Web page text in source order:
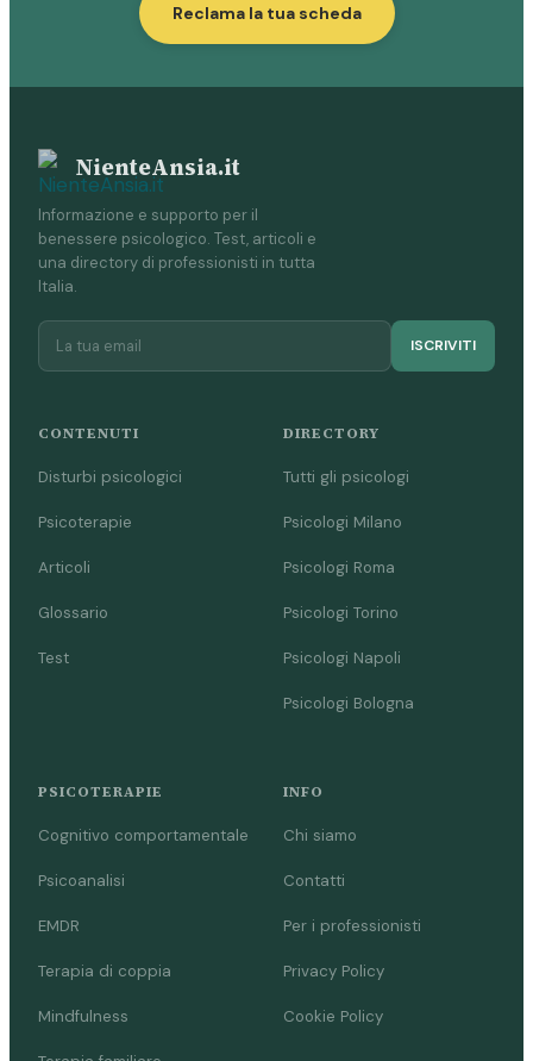
Reclama la tua scheda
NienteAnsia.it
Informazione e supporto per il
benessere psicologico. Test, articoli e
una directory di professionisti in tutta
Italia.
ISCRIVITI
CONTENUTI
Disturbi psicologici
Psicoterapie
Articoli
Glossario
Test
DIRECTORY
Tutti gli psicologi
Psicologi Milano
Psicologi Roma
Psicologi Torino
Psicologi Napoli
Psicologi Bologna
PSICOTERAPIE
Cognitivo comportamentale
Psicoanalisi
EMDR
Terapia di coppia
Mindfulness
INFO
Chi siamo
Contatti
Per i professionisti
Privacy Policy
Cookie Policy